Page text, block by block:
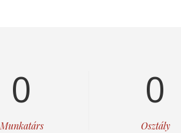
0
Munkatárs
0
Osztály